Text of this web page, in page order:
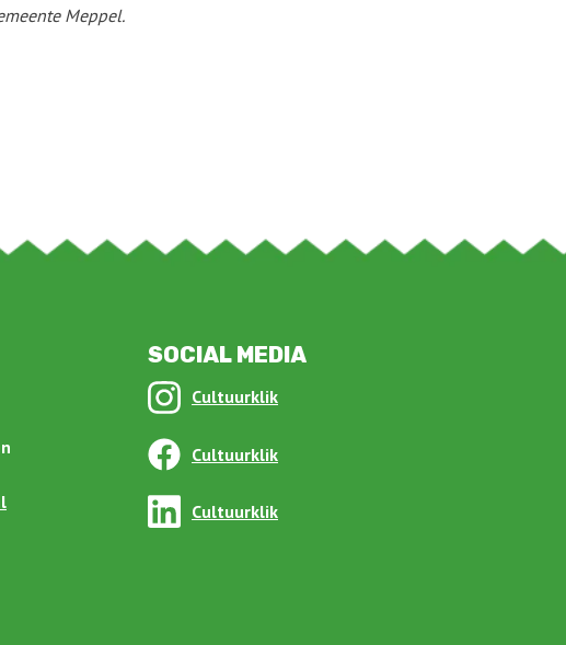
Meppel.
SOCIAL MEDIA
Cultuurklik
Cultuurklik
Cultuurklik